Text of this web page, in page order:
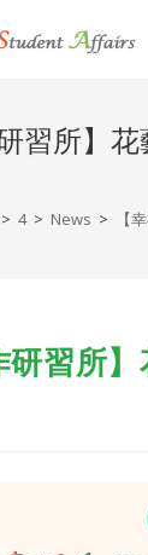
習所】
> 4 > News > 【
研習所